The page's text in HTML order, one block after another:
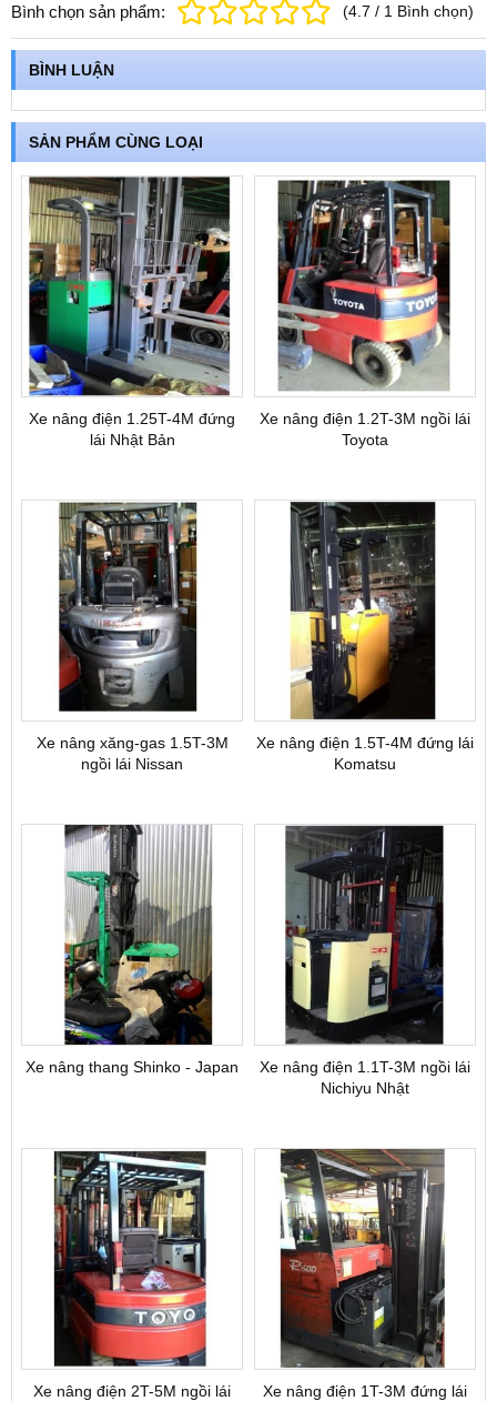
Bình chọn sản phẩm: (4.7 / 1 Bình chọn)
BÌNH LUẬN
SẢN PHẨM CÙNG LOẠI
Xe nâng điện 1.25T-4M đứng
lái Nhật Bản
Xe nâng điện 1.2T-3M ngồi lái
Toyota
Xe nâng xăng-gas 1.5T-3M
ngồi lái Nissan
Xe nâng điện 1.5T-4M đứng lái
Komatsu
Xe nâng thang Shinko - Japan
Xe nâng điện 1.1T-3M ngồi lái
Nichiyu Nhật
Xe nâng điện 2T-5M ngồi lái Xe nâng điện 1T-3M đứng lái